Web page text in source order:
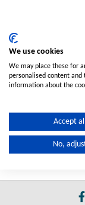
Nota:
Caja: ● Caja
NPT: ▲
MOQ: ■
Contáctenos
We use cookies
We may place these for
personalised content and
information about the
Accept all
No,